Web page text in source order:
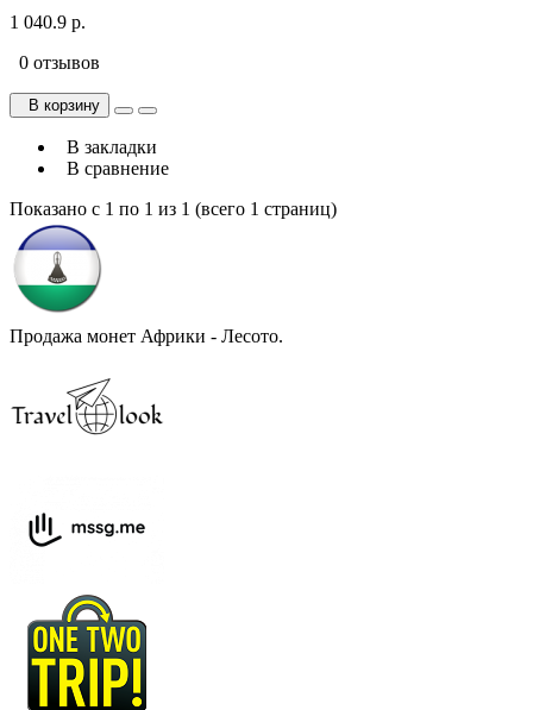
1 040.9 р.
0 отзывов
В корзину
В закладки
В сравнение
Показано с 1 по 1 из 1 (всего 1 страниц)
Продажа монет Африки - Лесото.